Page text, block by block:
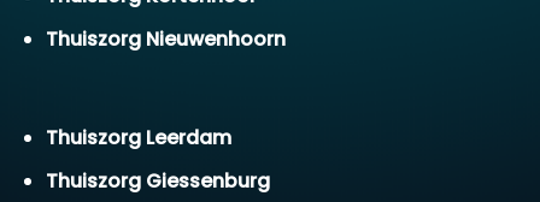
Thuiszorg Nieuwenhoorn
Thuiszorg Leerdam
Thuiszorg Giessenburg